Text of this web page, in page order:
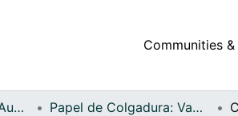
Communities
Publicaciones Icesi - Audiovisual Papel de Colgadura: Vademécum Gráfico y Cultural - Audiovisual